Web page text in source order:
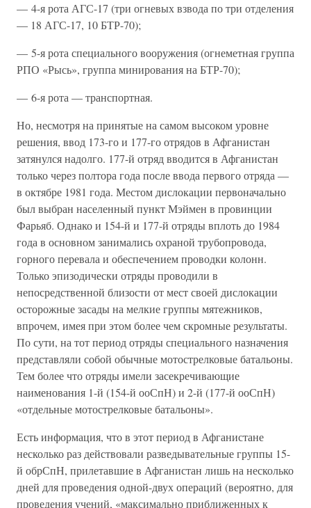
— 4-я рота АГС-17 (три огневых взвода по три отделения
— 18 АГС-17, 10 БТР-70);
— 5-я рота специального вооружения (огнеметная группа
РПО «Рысь», группа минирования на БТР-70);
— 6-я рота — транспортная.
Но, несмотря на принятые на самом высоком уровне
решения, ввод 173-го и 177-го отрядов в Афганистан
затянулся надолго. 177-й отряд вводится в Афганистан
только через полтора года после ввода первого отряда —
в октябре 1981 года. Местом дислокации первоначально
был выбран населенный пункт Мэймен в провинции
Фарьяб. Однако и 154-й и 177-й отряды вплоть до 1984
года в основном занимались охраной трубопровода,
горного перевала и обеспечением проводки колонн.
Только эпизодически отряды проводили в
непосредственной близости от мест своей дислокации
осторожные засады на мелкие группы мятежников,
впрочем, имея при этом более чем скромные результаты.
По сути, на тот период отряды специального назначения
представляли собой обычные мотострелковые батальоны.
Тем более что отряды имели засекречивающие
наименования 1-й (154-й ооСпН) и 2-й (177-й ооСпН)
«отдельные мотострелковые батальоны».
Есть информация, что в этот период в Афганистане
несколько раз действовали разведывательные группы 15-
й обрСпН, прилетавшие в Афганистан лишь на несколько
дней для проведения одной-двух операций (вероятно, для
проведения учений, «максимально приближенных к